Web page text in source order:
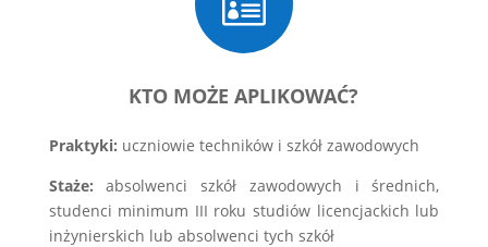
KTO MOŻE APLIKOWAĆ?
Praktyki: uczniowie techników i szkół zawodowych
Staże:absolwenci szkół zawodowych i średnich,
studenci minimum III roku studiów licencjackich lub
inżynierskich lub absolwenci tych szkół